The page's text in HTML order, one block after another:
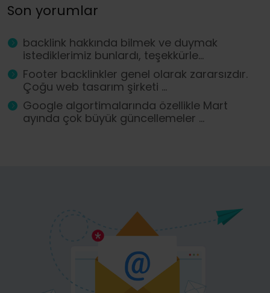
Son yorumlar
backlink hakkında bilmek ve duymak
istediklerimiz bunlardı, teşekkürle...
Footer backlinkler genel olarak zararsızdır.
Çoğu web tasarım şirketi ...
Google algortimalarında özellikle Mart
ayında çok büyük güncellemeler ...